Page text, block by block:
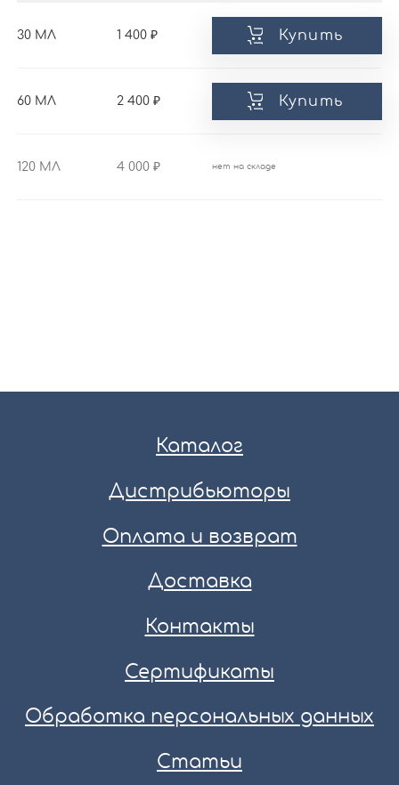
30 МЛ 1 400 Купить
60 МЛ 2 400 Купить
120 МЛ 4 000 нет на складе
Каталог
Дистрибьюторы
Оплата и возврат
Доставка
Контакты
Сертификаты
Обработка персональных данных
Статьи